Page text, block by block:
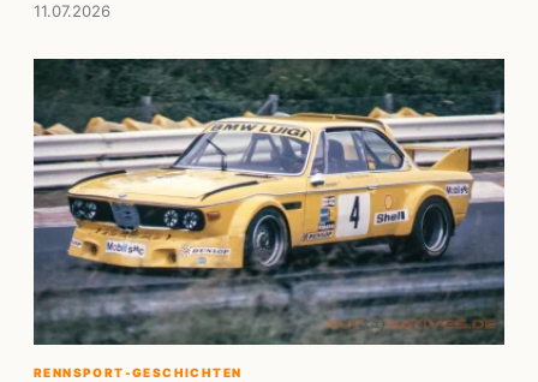
11.07.2026
RENNSPORT-GESCHICHTEN